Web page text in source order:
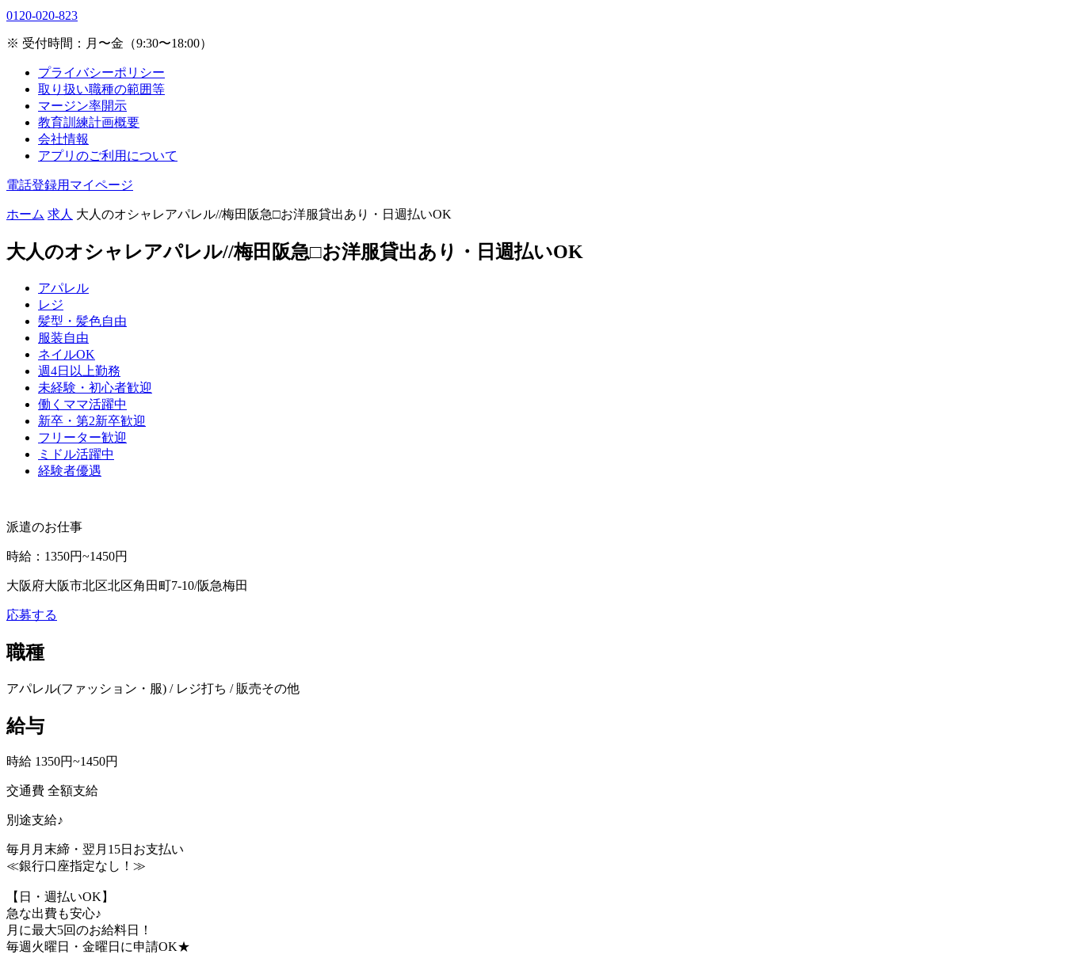
0120-020-823
※ 受付時間：月〜金（9:30〜18:00）
プライバシーポリシー
取り扱い職種の範囲等
マージン率開示
教育訓練計画概要
会社情報
アプリのご利用について
電話登録用マイページ
ホーム 求人 大人のオシャレアパレル//梅田阪急□お洋服貸出あり・日週払いOK
大人のオシャレアパレル//梅田阪急□お洋服貸出あり・日週払いOK
アパレル
レジ
髪型・髪色自由
服装自由
ネイルOK
週4日以上勤務
未経験・初心者歓迎
働くママ活躍中
新卒・第2新卒歓迎
フリーター歓迎
ミドル活躍中
経験者優遇
派遣のお仕事
時給 ： 1350円~1450円
大阪府大阪市北区北区角田町7-10/阪急梅田
応募する
職種
アパレル(ファッション・服) / レジ打ち / 販売その他
給与
時給 1350円~1450円
交通費 全額支給
別途支給♪
毎月月末締・翌月15日お支払い
≪銀行口座指定なし！≫
【日・週払いOK】
急な出費も安心♪
月に最大5回のお給料日！
毎週火曜日・金曜日に申請OK★